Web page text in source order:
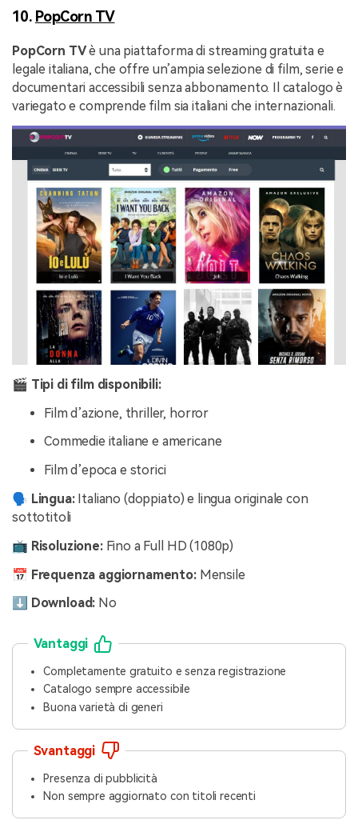
10. PopCorn TV
PopCorn TVè una piattaforma di streaming gratuita e
legale italiana, che offre un’ampia selezione di film, serie e
documentari accessibili senza abbonamento. Il catalogo è
variegato e comprende film sia italiani che internazionali.
🎬 Tipi di film disponibili:
Film d’azione, thriller, horror
Commedie italiane e americane
Film d’epoca e storici
🗣️ Lingua:Italiano (doppiato) e lingua originale con
sottotitoli
📺 Risoluzione:Fino a Full HD (1080p)
📅 Frequenza aggiornamento:Mensile
⬇️ Download: No
Vantaggi
Completamente gratuito e senza registrazione
Catalogo sempre accessibile
Buona varietà di generi
Svantaggi
Presenza di pubblicità
Non sempre aggiornato con titoli recenti